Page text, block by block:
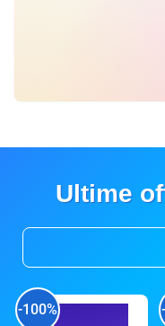
Ultime
-100%